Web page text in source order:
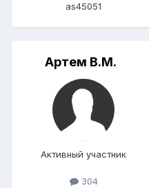
as45051
Артем B.M.
Активный участник
304